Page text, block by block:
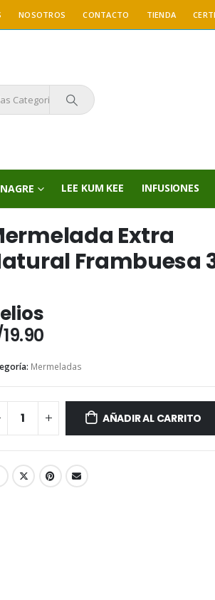
NOSOTROS CONTACTO TIENDA
Categorías
LEE KUM KEE INFUSIONES
Extra
Frambuesa
19.90
Mermeladas
AÑADIR AL CARRITO